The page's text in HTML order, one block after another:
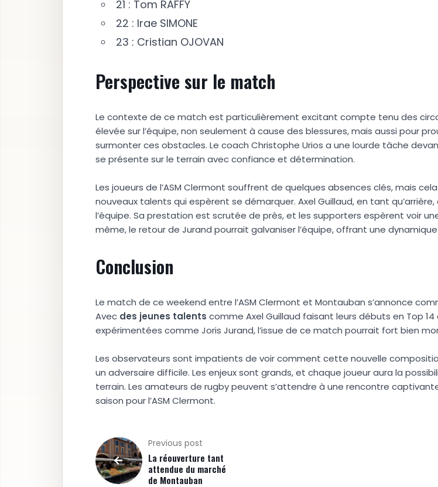
21 : Tom RAFFY
22 : Irae SIMONE
23 : Cristian OJOVAN
Perspective sur le match
Le contexte de ce match est particulièrement excitant compte tenu des
élevée sur l’équipe, non seulement à cause des blessures, mais aussi pour
surmonter ces obstacles. Le coach Christophe Urios a une lourde tâche
se présente sur le terrain avec confiance et détermination.
Les joueurs de l’ASM Clermont souffrent de quelques absences clés, mais
nouveaux talents qui espèrent se démarquer. Axel Guillaud, en tant
l’équipe. Sa prestation est scrutée de près, et les supporters espèrent voir
même, le retour de Jurand pourrait galvaniser l’équipe, offrant une
Conclusion
Le match de ce weekend entre l’ASM Clermont et Montauban s’annonce
Avec des jeunes talents comme Axel Guillaud faisant leurs débuts en Top
expérimentées comme Joris Jurand, l’issue de ce match pourrait fort bien
Les observateurs sont impatients de voir comment cette nouvelle
un adversaire difficile. Les enjeux sont grands, et chaque joueur aura la
terrain. Les amateurs de rugby peuvent s’attendre à une rencontre
saison pour l’ASM Clermont.
Previous post
La réouverture tant
attendue du marché
de Montauban